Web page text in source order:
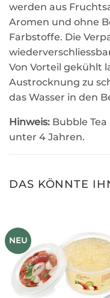
werden aus
Aromen und ohne
Farbstoffe. Die
Von Vorteil gekühlt
Austrocknung zu
das Wasser in den
Hinweis: Bubble
unter 4 Jahren.
DAS KÖNNTE
NEU